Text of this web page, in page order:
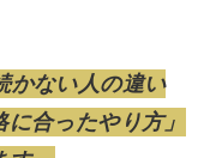
かない人の違い
合ったやり方」